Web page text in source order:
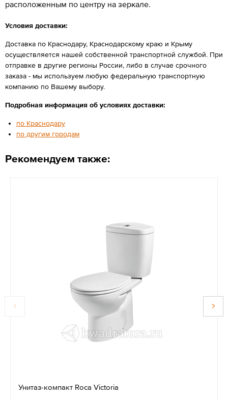
расположенным по центру на зеркале.
Условия доставки:
Доставка по Краснодару, Краснодарскому краю и Крыму
осуществляется нашей собственной транспортной службой. При
отправке в другие регионы России, либо в случае срочного
заказа - мы используем любую федеральную транспортную
компанию по Вашему выбору.
Подробная информация об условиях доставки:
по Краснодару
по другим городам
Рекомендуем также:
Унитаз-компакт Roсa Victoria